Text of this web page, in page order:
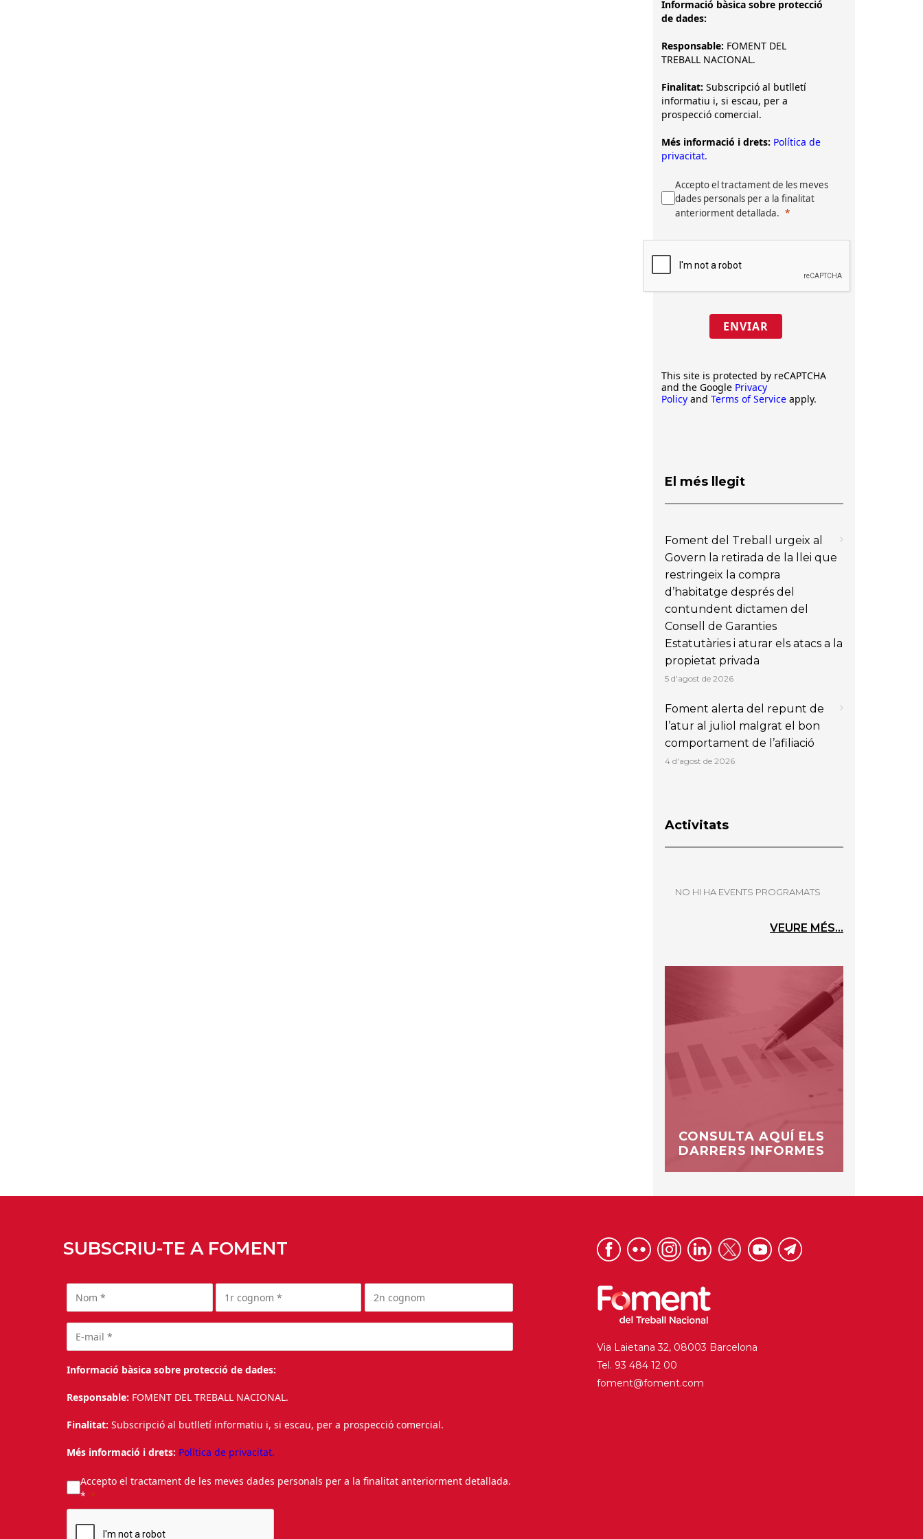
Informació bàsica sobre protecció
de dades:
Responsable: FOMENT DEL
TREBALL NACIONAL.
Finalitat: Subscripció al butlletí
informatiu i, si escau, per a
prospecció comercial.
Més informació i drets: Política de
privacitat.
Accepto el tractament de les meves
dades personals per a la finalitat
anteriorment detallada.
ENVIAR
This site is protected by reCAPTCHA
and the Google Privacy
Policy and Terms of Service apply.
El més llegit
Foment del Treball urgeix al
Govern la retirada de la llei que
restringeix la compra
d’habitatge després del
contundent dictamen del
Consell de Garanties
Estatutàries i aturar els atacs a la
propietat privada
5 d'agost de 2026
Foment alerta del repunt de
l’atur al juliol malgrat el bon
comportament de l’afiliació
4 d'agost de 2026
Activitats
NO HI HA EVENTS PROGRAMATS
VEURE MÉS...
CONSULTA AQUÍ ELS
DARRERS INFORMES
SUBSCRIU-TE A FOMENT
Informació bàsica sobre protecció de dades:
Responsable: FOMENT DEL TREBALL NACIONAL.
Finalitat: Subscripció al butlletí informatiu i, si escau, per a prospecció comercial.
Més informació i drets: Política de privacitat.
Accepto el tractament de les meves dades personals per a la finalitat anteriorment detallada.
*
Via Laietana 32, 08003 Barcelona
Tel. 93 484 12 00
foment@foment.com